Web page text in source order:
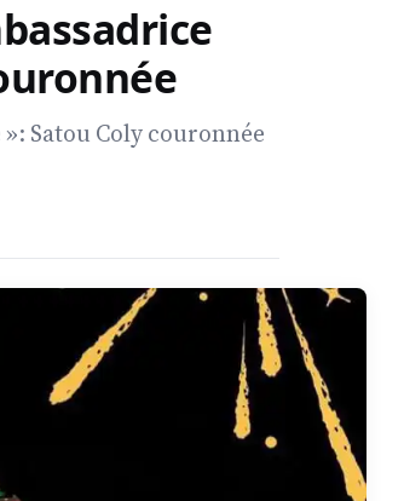
Satou Coly couronnée